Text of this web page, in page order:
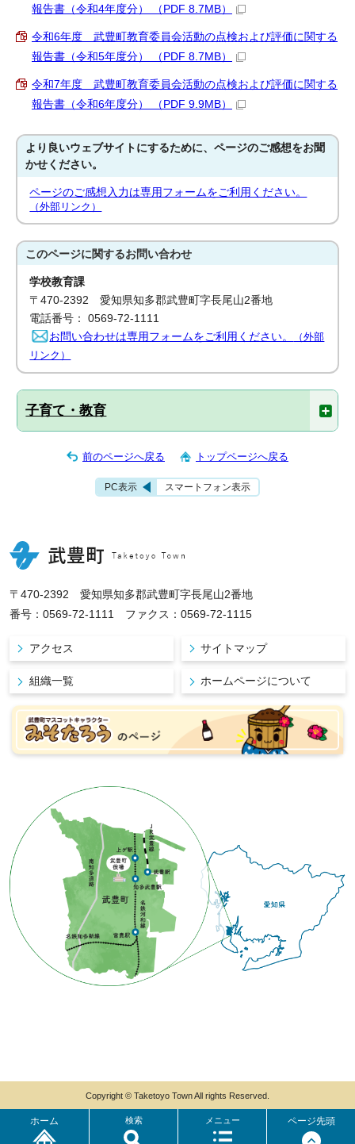
報告書（令和4年度分） （PDF 8.7MB）
令和6年度 武豊町教育委員会活動の点検および評価に関する
報告書（令和5年度分） （PDF 8.7MB）
令和7年度 武豊町教育委員会活動の点検および評価に関する
報告書（令和6年度分） （PDF 9.9MB）
より良いウェブサイトにするために、ページのご感想をお聞
かせください。
ページのご感想入力は専用フォームをご利用ください。
（外部リンク）
このページに関するお問い合わせ
学校教育課
〒470-2392 愛知県知多郡武豊町字長尾山2番地
電話番号： 0569-72-1111
お問い合わせは専用フォームをご利用ください。
（外部
リンク）
子育て・教育
前のページへ戻る トップページへ戻る
PC表示 スマートフォン表示
ホーム 検索 メニュー
〒470-2392 愛知県知多郡武豊町字長尾山2番地
番号：0569-72-1111 ファクス：0569-72-1115
アクセス サイトマップ
組織一覧 ホームページについて
Copyright © Taketoyo Town All rights Reserved.